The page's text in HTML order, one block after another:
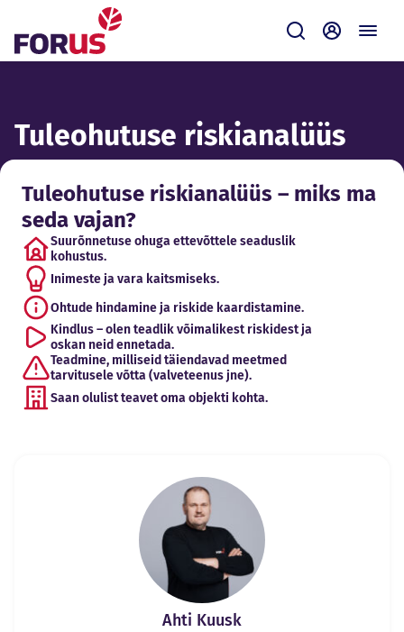
Saada
Tuleohutuse riskianalüüs
Tuleohutuse riskianalüüs – miks ma
seda vajan?
Suurõnnetuse ohuga ettevõttele seaduslik
kohustus.
Inimeste ja vara kaitsmiseks.
Ohtude hindamine ja riskide kaardistamine.
Kindlus – olen teadlik võimalikest riskidest ja
oskan neid ennetada.
Teadmine, milliseid täiendavad meetmed
tarvitusele võtta (valveteenus jne).
Saan olulist teavet oma objekti kohta.
Ahti Kuusk